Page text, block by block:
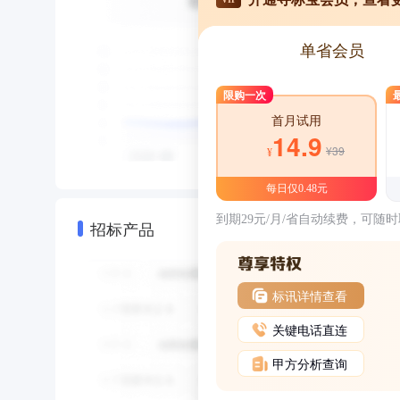
招标产品
单省会员
限购一次
首月试用
¥14.9 ¥39
每日仅0.48元
到期29元/月/省自动续费，可随
标讯详情查看
关键电话直连
甲方分析查询